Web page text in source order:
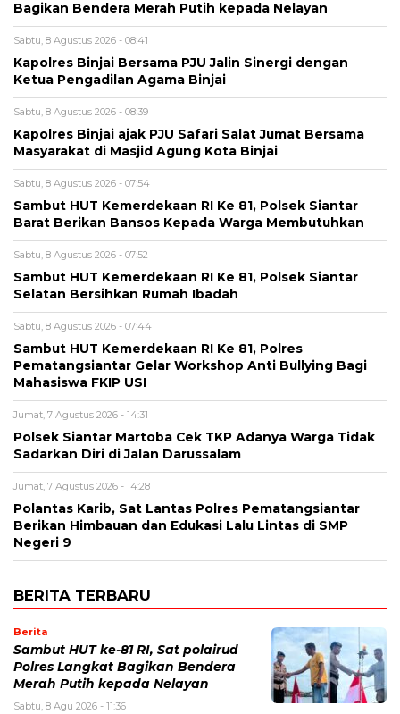
Bagikan Bendera Merah Putih kepada Nelayan
Sabtu, 8 Agustus 2026 - 08:41
Kapolres Binjai Bersama PJU Jalin Sinergi dengan
Ketua Pengadilan Agama Binjai
Sabtu, 8 Agustus 2026 - 08:39
Kapolres Binjai ajak PJU Safari Salat Jumat Bersama
Masyarakat di Masjid Agung Kota Binjai
Sabtu, 8 Agustus 2026 - 07:54
Sambut HUT Kemerdekaan RI Ke 81, Polsek Siantar
Barat Berikan Bansos Kepada Warga Membutuhkan
Sabtu, 8 Agustus 2026 - 07:52
Sambut HUT Kemerdekaan RI Ke 81, Polsek Siantar
Selatan Bersihkan Rumah Ibadah
Sabtu, 8 Agustus 2026 - 07:44
Sambut HUT Kemerdekaan RI Ke 81, Polres
Pematangsiantar Gelar Workshop Anti Bullying Bagi
Mahasiswa FKIP USI
Jumat, 7 Agustus 2026 - 14:31
Polsek Siantar Martoba Cek TKP Adanya Warga Tidak
Sadarkan Diri di Jalan Darussalam
Jumat, 7 Agustus 2026 - 14:28
Polantas Karib, Sat Lantas Polres Pematangsiantar
Berikan Himbauan dan Edukasi Lalu Lintas di SMP
Negeri 9
BERITA TERBARU
Berita
Sambut HUT ke-81 RI, Sat polairud
Polres Langkat Bagikan Bendera
Merah Putih kepada Nelayan
Sabtu, 8 Agu 2026 - 11:36